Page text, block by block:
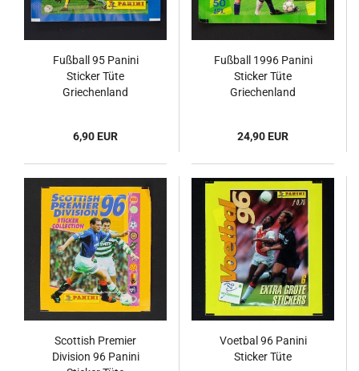
Fußball 95 Panini
Sticker Tüte
Griechenland
6,90 EUR
Fußball 1996 Panini
Sticker Tüte
Griechenland
24,90 EUR
Scottish Premier
Division 96 Panini
Voetbal 96 Panini
Sticker Tüte